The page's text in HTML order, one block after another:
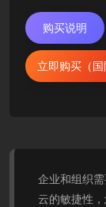
购买说明
立即购买（国
企业和组织
云的敏捷性